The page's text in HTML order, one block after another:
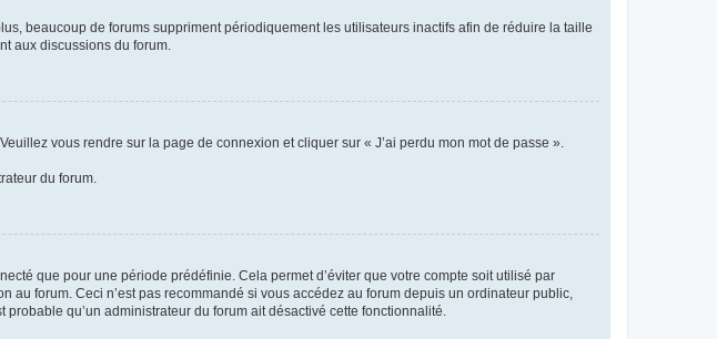
beaucoup de forums suppriment périodiquement les utilisateurs inactifs afin de réduire la taille
aux discussions du forum.
vous rendre sur la page de connexion et cliquer sur « J’ai perdu mon mot de passe ».
du forum.
que pour une période prédéfinie. Cela permet d’éviter que votre compte soit utilisé par
forum. Ceci n’est pas recommandé si vous accédez au forum depuis un ordinateur public,
qu’un administrateur du forum ait désactivé cette fonctionnalité.